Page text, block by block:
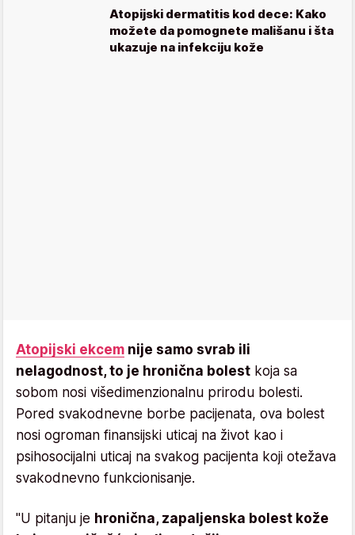
Atopijski dermatitis kod dece: Kako
možete da pomognete mališanu i šta
ukazuje na infekciju kože
Atopijski ekcem nije samo svrab ili
nelagodnost, to je hronična bolest koja sa
sobom nosi višedimenzionalnu prirodu bolesti.
Pored svakodnevne borbe pacijenata, ova bolest
nosi ogroman finansijski uticaj na život kao i
psihosocijalni uticaj na svakog pacijenta koji otežava
svakodnevno funkcionisanje.
"U pitanju je hronična, zapaljenska bolest kože